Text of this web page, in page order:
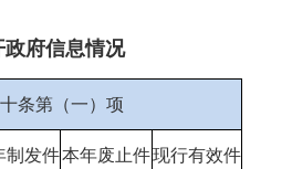
府信息情况
条第（一）项
制发件本年废止件现行有效件